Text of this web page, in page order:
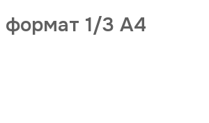
формат 1/3 A4